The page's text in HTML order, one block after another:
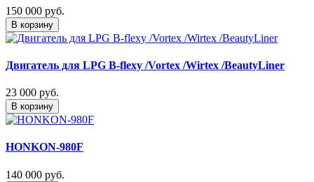
150 000 руб.
В корзину
Двигатель для LPG B-flexy /Vortex /Wirtex /BeautyLiner
23 000 руб.
В корзину
HONKON-980F
140 000 руб.